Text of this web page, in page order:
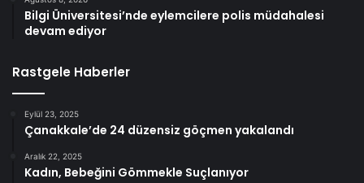
Bilgi Üniversitesi’nde eylemcilere polis müdahalesi
devam ediyor
Rastgele Haberler
Eylül 23, 2025
Çanakkale’de 24 düzensiz göçmen yakalandı
Aralık 22, 2025
Kadın, Bebeğini Gömmekle Suçlanıyor